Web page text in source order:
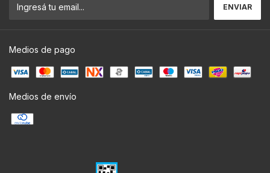
Medios de pago
Medios de envío